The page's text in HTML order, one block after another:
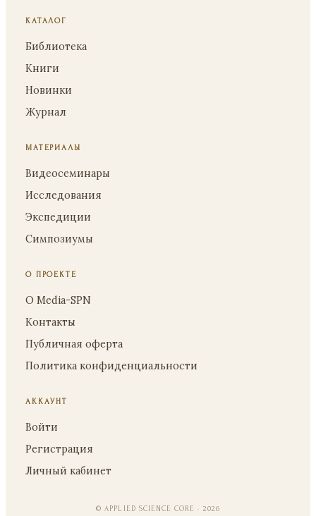
КАТАЛОГ
Библиотека
Книги
Новинки
Журнал
МАТЕРИАЛЫ
Видеосеминары
Исследования
Экспедиции
Симпозиумы
О ПРОЕКТЕ
О Media-SPN
Контакты
Публичная оферта
Политика конфиденциальности
АККАУНТ
Войти
Регистрация
Личный кабинет
© APPLIED SCIENCE CORE · 2026